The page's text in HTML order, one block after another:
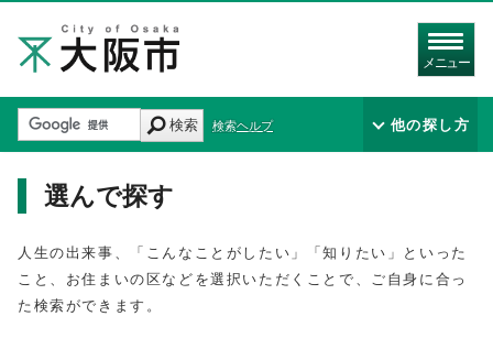
メニュー
検索 検索ヘルプ 他の探し方
選んで探す
人生の出来事、「こんなことがしたい」「知りたい」といった
こと、お住まいの区などを選択いただくことで、ご自身に合っ
た検索ができます。